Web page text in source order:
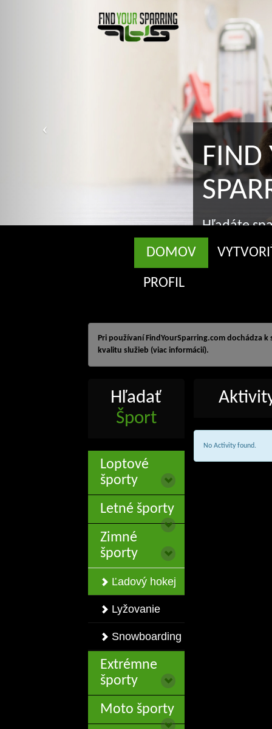
FIND
Hľadáte
správnom
DOMOV
PROFIL
Pri používaní FindYourSparring.com dochádza
kvalitu služieb (viac informácií).
Hľadať
Šport
Loptové
športy
Letné športy
Zimné
športy
Ľadový hokej
Lyžovanie
Snowboarding
Extrémne
športy
Moto športy
No Activity found.